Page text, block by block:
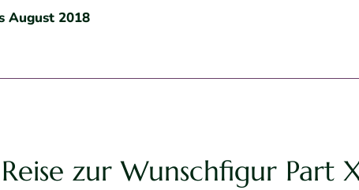
August 2018
zur Wunschfigur Part